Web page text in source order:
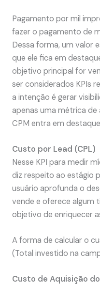
Pagamento por mil
fazer o pagamento de
Dessa forma, um valor
que ele fica em
objetivo principal for
ser considerados KPIs
a intenção é gerar
apenas uma métrica
CPM entra em
Custo por Lead (CPL)
Nesse KPI para medir
diz respeito ao estágio
usuário aprofunda o
vende e oferece algum
objetivo de enriquecer
A forma de calcular o
(Total investido na
Custo de Aquisição